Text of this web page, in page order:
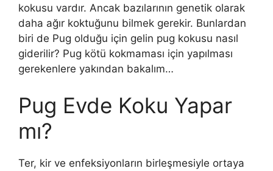
kokusu vardır. Ancak bazılarının genetik olarak
daha ağır koktuğunu bilmek gerekir. Bunlardan
biri de Pug olduğu için gelin pug kokusu nasıl
giderilir? Pug kötü kokmaması için yapılması
gerekenlere yakından bakalım…
Pug Evde Koku Yapar
mı?
Ter, kir ve enfeksiyonların birleşmesiyle ortaya